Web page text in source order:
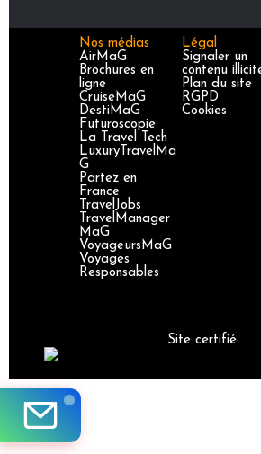
Nos médias
AirMaG
Brochures en
ligne
CruiseMaG
DestiMaG
Futuroscopie
La Travel Tech
LuxuryTravelMa
G
Partez en
France
TravelJobs
TravelManager
MaG
VoyageursMaG
Voyages
Responsables
Légal
Signaler un
contenu
Plan du site
RGPD
Cookies
Site certifié